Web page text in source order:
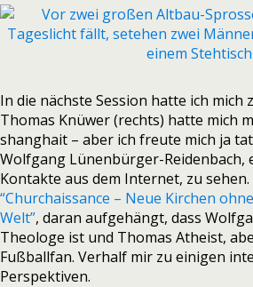
In die nächste Session hatte ich mich
Thomas Knüwer (rechts) hatte mich
shanghait – aber ich freute mich ja
Wolfgang Lünenbürger-Reidenbach,
Kontakte aus dem Internet, zu
“Churchaissance – Neue Kirchen
Welt”, daran aufgehängt, dass
Theologe ist und Thomas Atheist,
Fußballfan. Verhalf mir zu einigen
Perspektiven.